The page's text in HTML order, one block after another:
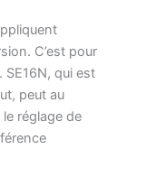
C’est pour
qui est
peut au
réglage de